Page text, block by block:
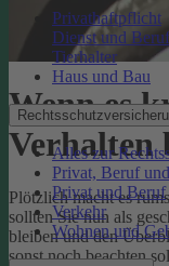
Privathaftpflicht
Dienst und Beruf
Tierhalter
Haus und Bau
Alles zur
Privat, Beruf
Privat und Beruf
Verkehr
Wohnen und
Wenn es
Verhalten
Plötzlich macht es
sollten Sie nun als
bleiben und den
sonst noch beachten